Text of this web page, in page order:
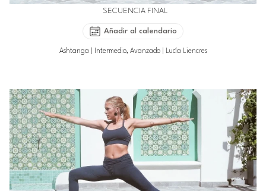
SECUENCIA FINAL
Añadir al calendario
Ashtanga Intermedio, Avanzado Lucía Liencres